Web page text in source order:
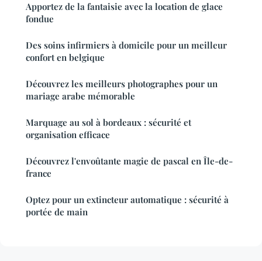
Apportez de la fantaisie avec la location de glace
fondue
Des soins infirmiers à domicile pour un meilleur
confort en belgique
Découvrez les meilleurs photographes pour un
mariage arabe mémorable
Marquage au sol à bordeaux : sécurité et
organisation efficace
Découvrez l'envoûtante magie de pascal en Île-de-
france
Optez pour un extincteur automatique : sécurité à
portée de main